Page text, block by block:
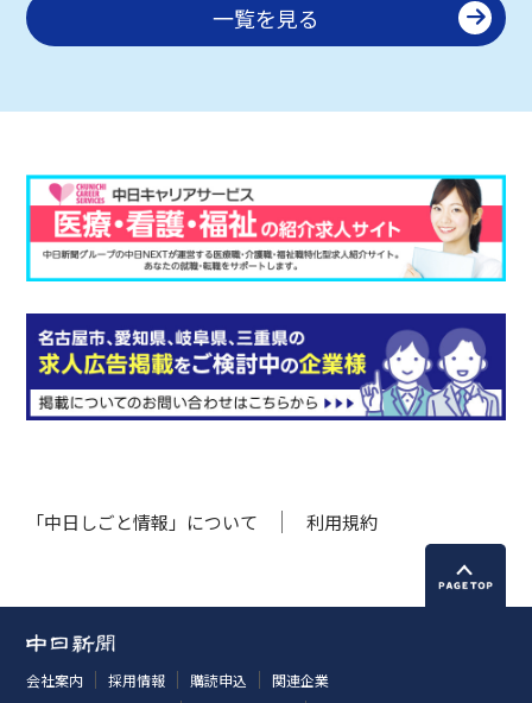
一覧を見る
「中日しごと情報」について 利用規約
会社案内 採用情報 購読申込
関連企業